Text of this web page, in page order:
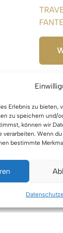
Erlebnis zu bieten,
zu speichern und/
können wir
verarbeiten. Wenn
bestimmte
© 2026